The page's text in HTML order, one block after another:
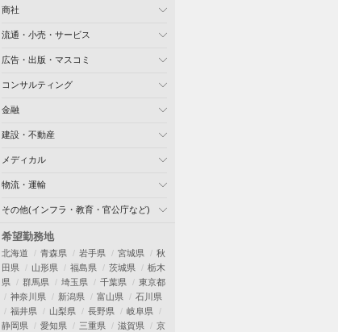
商社
流通・小売・サービス
広告・出版・マスコミ
コンサルティング
金融
建設・不動産
メディカル
物流・運輸
その他(インフラ・教育・官公庁など)
希望勤務地
北海道 青森県 岩手県 宮城県
秋
田県
山形県 福島県 茨城県
栃木
県
群馬県 埼玉県 千葉県
東京都
神奈川県
新潟県 富山県
石川県
福井県
山梨県 長野県
岐阜県
静岡県
愛知県 三重県 滋賀県
京